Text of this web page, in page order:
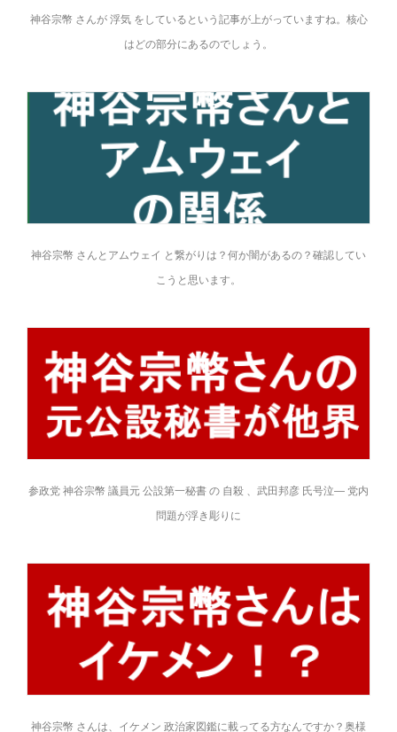
神谷宗幣 さんが 浮気 をしているという記事が上がっていますね。核心
はどの部分にあるのでしょう。
神谷宗幣 さんとアムウェイ と繋がりは？何か闇があるの？確認してい
こうと思います。
参政党 神谷宗幣 議員元 公設第一秘書 の 自殺 、武田邦彦 氏号泣― 党内
問題が浮き彫りに
神谷宗幣 さんは、イケメン 政治家図鑑に載ってる方なんですか？奥様